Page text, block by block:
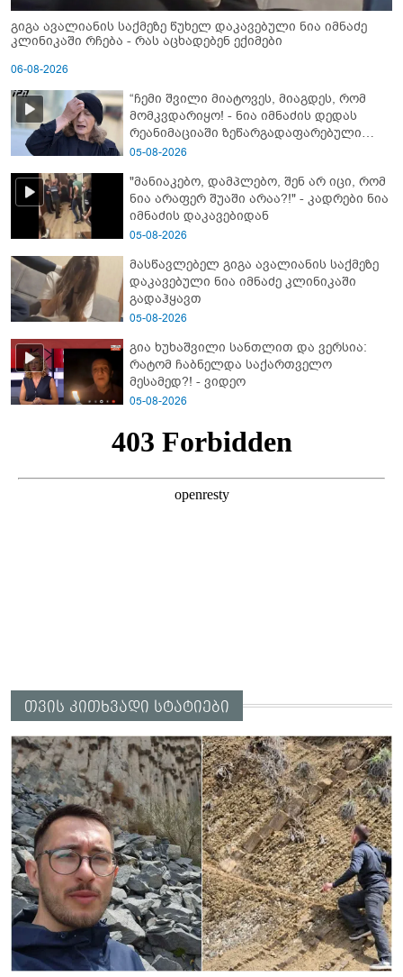
გიგა ავალიანის საქმეზე წუხელ დაკავებული ნია იმნაძე
კლინიკაში რჩება - რას აცხადებენ ექიმები
06-08-2026
“ჩემი შვილი მიატოვეს, მიაგდეს, რომ
მომკვდარიყო! - ნია იმნაძის დედას
რეანიმაციაში ზეწარგადაფარებული
შვილი არ უნახავს” - გიგა ავალიანის
05-08-2026
"მანიაკებო, დამპლებო, შენ არ იცი, რომ
ნია არაფერ შუაში არაა?!" - კადრები ნია
იმნაძის დაკავებიდან
05-08-2026
მასწავლებელ გიგა ავალიანის საქმეზე
დაკავებული ნია იმნაძე კლინიკაში
გადაჰყავთ
05-08-2026
გია ხუხაშვილი სანთლით და ვერსია:
რატომ ჩაბნელდა საქართველო
მესამედ?! - ვიდეო
05-08-2026
თვის კითხვადი სტატიები